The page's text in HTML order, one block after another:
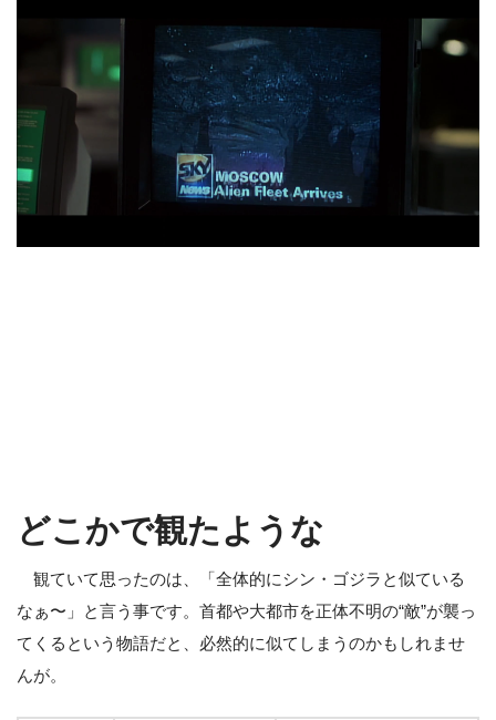
どこかで観たような
観ていて思ったのは、「全体的にシン・ゴジラと似ている
なぁ〜」と言う事です。首都や大都市を正体不明の“敵”が襲っ
てくるという物語だと、必然的に似てしまうのかもしれませ
んが。